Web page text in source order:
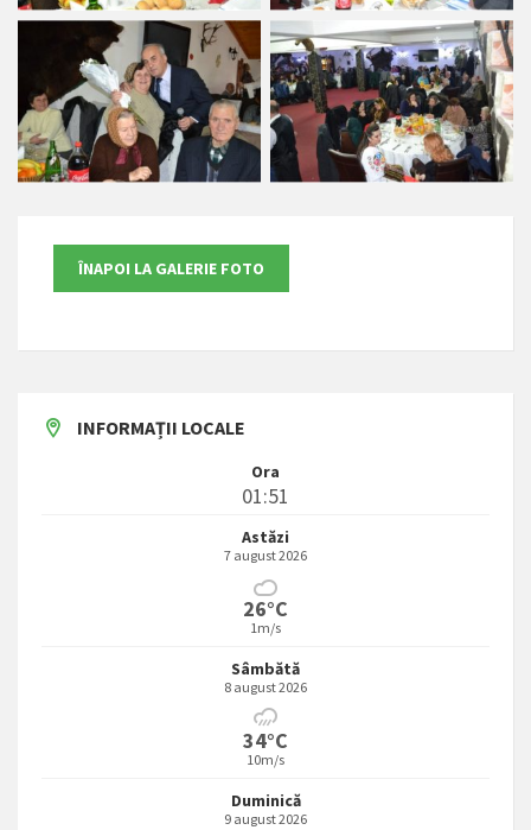
INFORMAȚII LOCALE
Ora
01:51
Astăzi
7 august 2026
26°C
1m/s
Sâmbătă
8 august 2026
34°C
10m/s
Duminică
9 august 2026